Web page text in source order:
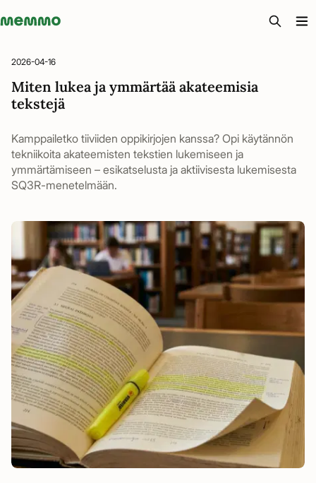
Memmo - AI-verktyg och digital kurslitteratur
2026-04-16
Miten lukea ja ymmärtää akateemisia
tekstejä
Kamppailetko tiiviiden oppikirjojen kanssa? Opi käytännön
tekniikoita akateemisten tekstien lukemiseen ja
ymmärtämiseen – esikatselusta ja aktiivisesta lukemisesta
SQ3R-menetelmään.